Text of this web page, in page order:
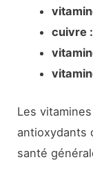
cuivre :
Les
antioxydants
santé